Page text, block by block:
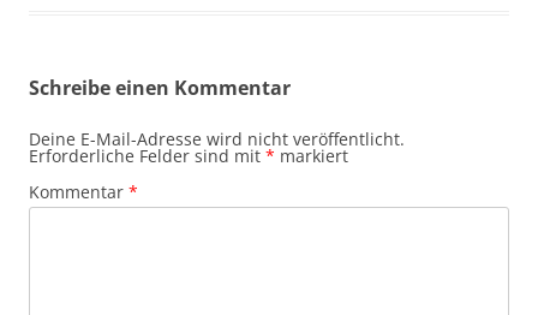
Schreibe einen Kommentar
Deine E-Mail-Adresse wird nicht veröffentlicht.
Erforderliche Felder sind mit * markiert
Kommentar *